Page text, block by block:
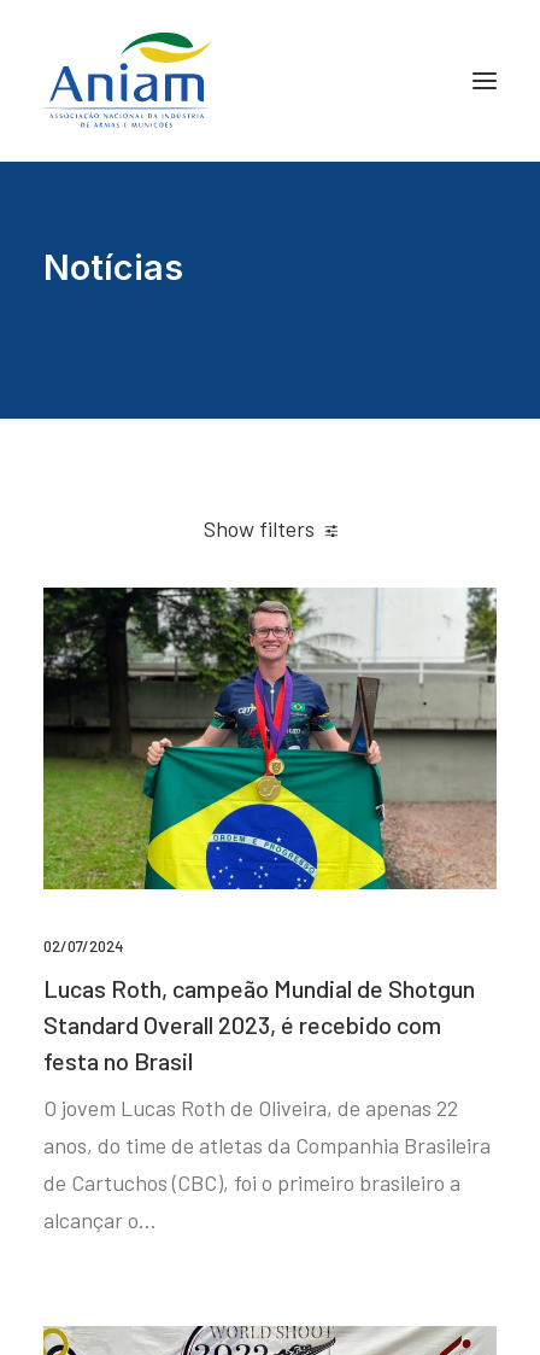
Notícias
Show filters
02/07/2024
Lucas Roth, campeão Mundial de Shotgun
Standard Overall 2023, é recebido com
festa no Brasil
O jovem Lucas Roth de Oliveira, de apenas 22
anos, do time de atletas da Companhia Brasileira
de Cartuchos (CBC), foi o primeiro brasileiro a
alcançar o…